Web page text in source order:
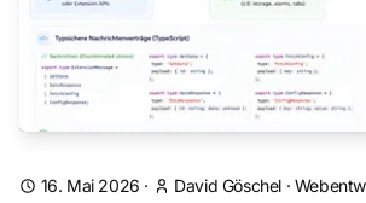
16. Mai 2026 · David Göschel ·